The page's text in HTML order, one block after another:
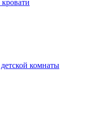
комнаты